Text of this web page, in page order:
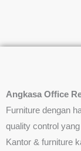
Angkasa Office
Furniture dengan
quality control
Kantor & furniture